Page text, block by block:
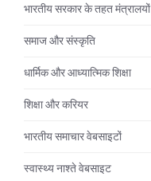
भारतीय सरकार के तहत
समाज और संस्कृति
धार्मिक और आध्यात्मिक शिक्षा
शिक्षा और करियर
भारतीय समाचार वेबसाइटों
स्वास्थ्य नाश्ते वेबसाइट